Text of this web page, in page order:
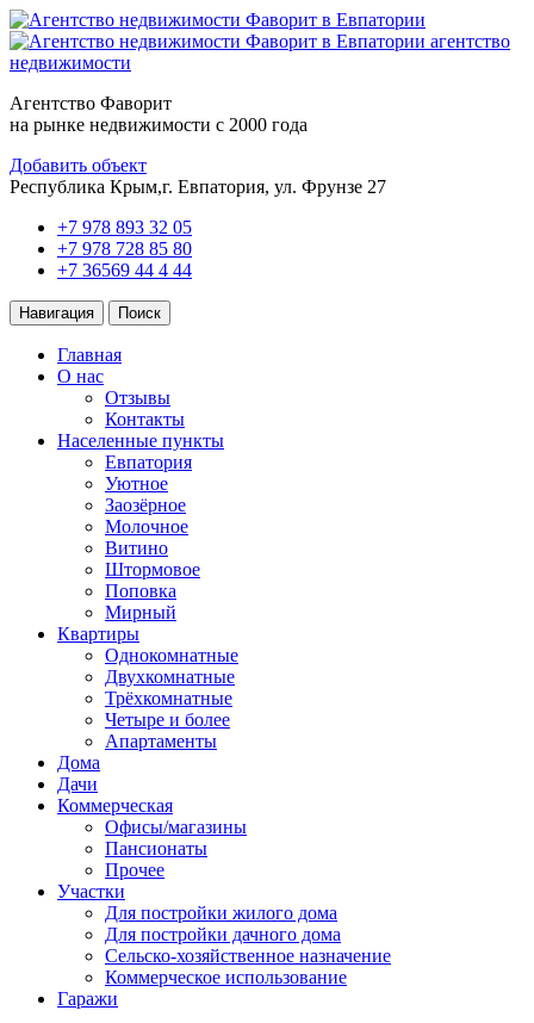
агентство
недвижимости
Агентство Фаворит
на рынке недвижимости с 2000 года
Добавить объект
Республика Крым,г. Евпатория, ул. Фрунзе 27
+7 978 893 32 05
+7 978 728 85 80
+7 36569 44 4 44
Навигация Поиск
Главная
О нас
Отзывы
Контакты
Населенные пункты
Евпатория
Уютное
Заозёрное
Молочное
Витино
Штормовое
Поповка
Мирный
Квартиры
Однокомнатные
Двухкомнатные
Трёхкомнатные
Четыре и более
Апартаменты
Дома
Дачи
Коммерческая
Офисы/магазины
Пансионаты
Прочее
Участки
Для постройки жилого дома
Для постройки дачного дома
Сельско-хозяйственное назначение
Коммерческое использование
Гаражи